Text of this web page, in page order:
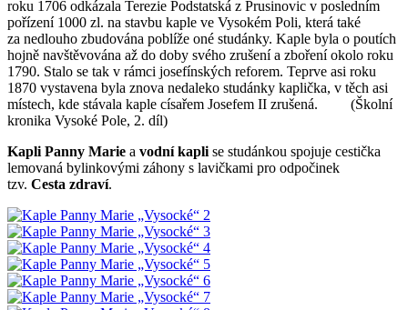
roku 1706 odkázala Terezie Podstatská z Prusinovic v posledním
pořízení 1000 zl. na stavbu kaple ve Vysokém Poli, která také
za nedlouho zbudována poblíže oné studánky. Kaple byla o poutích
hojně navštěvována až do doby svého zrušení a zboření okolo roku
1790. Stalo se tak v rámci josefínských reforem. Teprve asi roku
1870 vystavena byla znova nedaleko studánky kaplička, v těch asi
místech, kde stávala kaple císařem Josefem II zrušená. (Školní
kronika Vysoké Pole, 2. díl)
Kapli Panny Marie a vodní kapli se studánkou spojuje cestička
lemovaná bylinkovými záhony s lavičkami pro odpočinek
tzv. Cesta zdraví.